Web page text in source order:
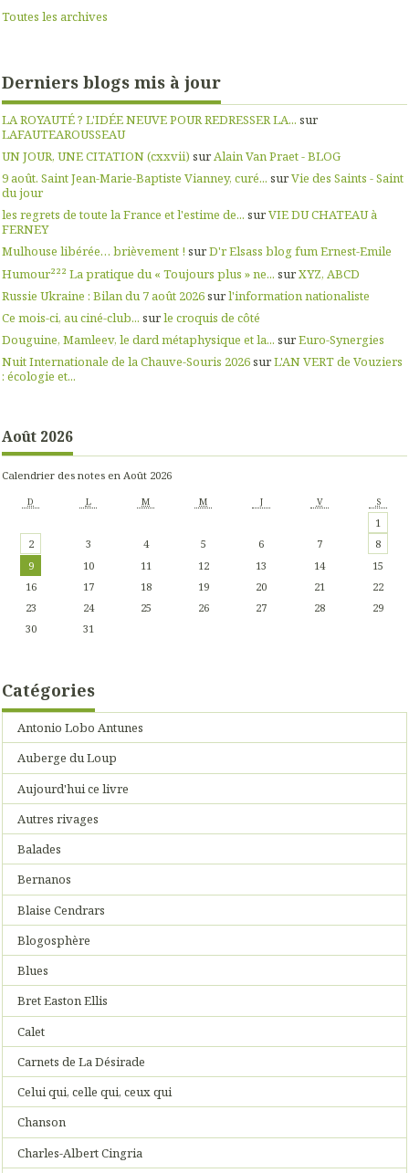
Toutes les archives
Derniers blogs mis à jour
LA ROYAUTÉ ? L'IDÉE NEUVE POUR REDRESSER LA... sur
LAFAUTEAROUSSEAU
UN JOUR, UNE CITATION (cxxvii) surAlain Van Praet - BLOG
9 août. Saint Jean-Marie-Baptiste Vianney, curé... surVie des Saints - Saint
du jour
les regrets de toute la France et l'estime de... surVIE DU CHATEAU à
FERNEY
Mulhouse libérée… brièvement ! surD'r Elsass blog fum Ernest-Emile
Humour²²² La pratique du « Toujours plus » ne... surXYZ, ABCD
Russie Ukraine : Bilan du 7 août 2026surl'information nationaliste
Ce mois-ci, au ciné-club... surle croquis de côté
Douguine, Mamleev, le dard métaphysique et la... surEuro-Synergies
Nuit Internationale de la Chauve-Souris 2026surL'AN VERT de Vouziers
: écologie et...
Août 2026
Calendrier des notes en Août 2026
D L M M J V S
1
2
3 4 5 6 7
8
9
10 11 12 13 14
15
16
17 18 19 20 21
22
23
24 25 26 27 28
29
30
31
Catégories
Antonio Lobo Antunes
Auberge du Loup
Aujourd'hui ce livre
Autres rivages
Balades
Bernanos
Blaise Cendrars
Blogosphère
Blues
Bret Easton Ellis
Calet
Carnets de La Désirade
Celui qui, celle qui, ceux qui
Chanson
Charles-Albert Cingria